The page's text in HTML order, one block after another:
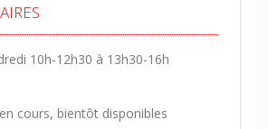
10h-12h30 à 13h30-16h
cours, bientôt disponibles